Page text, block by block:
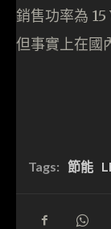
銷售功率為
但事實上在國
Tags: 節能